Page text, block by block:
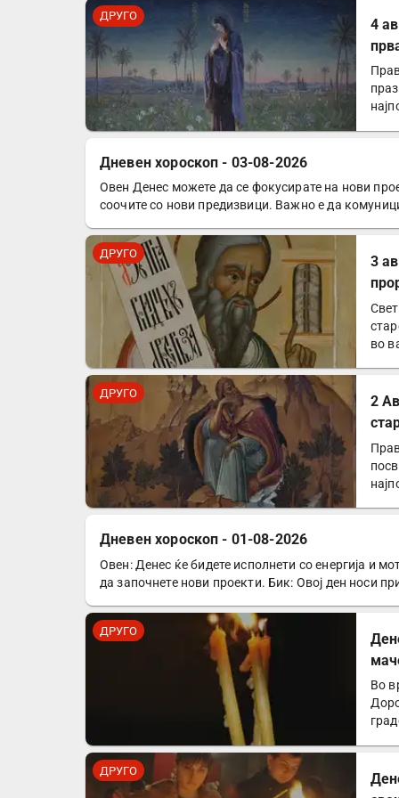
ДРУГО
4
ДРУГО
Дневен хороскоп - 03-08-2026
Овен Денес можете да се фокусирате на нови
соочите со нови предизвици. Важно е да
ДРУГО
3
во
ДРУГО
2
ДРУГО
Дневен хороскоп - 01-08-2026
Овен: Денес ќе бидете исполнети со енергија и
да започнете нови проекти. Бик: Овој ден носи
ДРУГО
Во
ДРУГО